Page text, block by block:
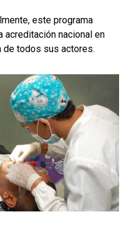
este programa
acreditación nacional en
de todos sus actores.